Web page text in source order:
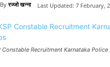
By रज्जो खन्ना Last Updated: 7 February,
Constable Recruitment Karnataka